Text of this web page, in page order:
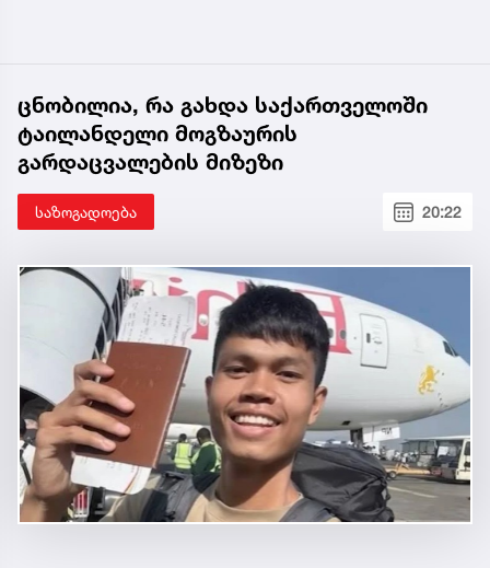
ცნობილია, რა გახდა საქართველოში
ტაილანდელი მოგზაურის
გარდაცვალების მიზეზი
საზოგადოება 20:22